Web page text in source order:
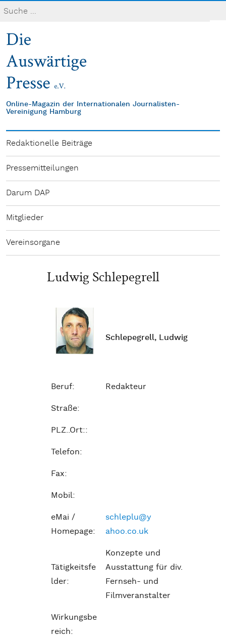
Online-Magazin der Internationalen Journalisten-
Vereinigung Hamburg
Redaktionelle Beiträge
Pressemitteilungen
Darum DAP
Mitglieder
Vereinsorgane
Ludwig Schlepegrell
Schlepegrell, Ludwig
Beruf: Redakteur
Straße:
PLZ..Ort::
Telefon:
Fax:
Mobil:
eMai /
Homepage:
schleplu@y
ahoo.co.uk
Tätigkeitsfe
lder:
Konzepte und
Ausstattung für div.
Fernseh- und
Filmveranstalter
Wirkungsbe
reich: